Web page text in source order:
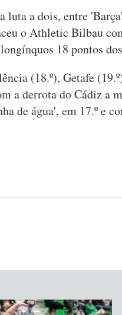
luta a dois, entre
o Athletic Bilbau
18 pontos
(18.º), Getafe
a derrota do Cádiz a
de água', em 17.º e